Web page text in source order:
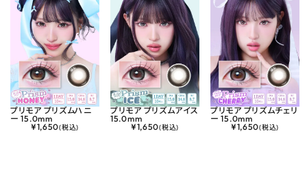
プリモア プリズムハニ
ー 15.0mm
¥1,650(税込)
プリモア プリズムアイス
15.0mm
¥1,650(税込)
プリモア プリズムチェリ
ー 15.0mm
¥1,650(税込)